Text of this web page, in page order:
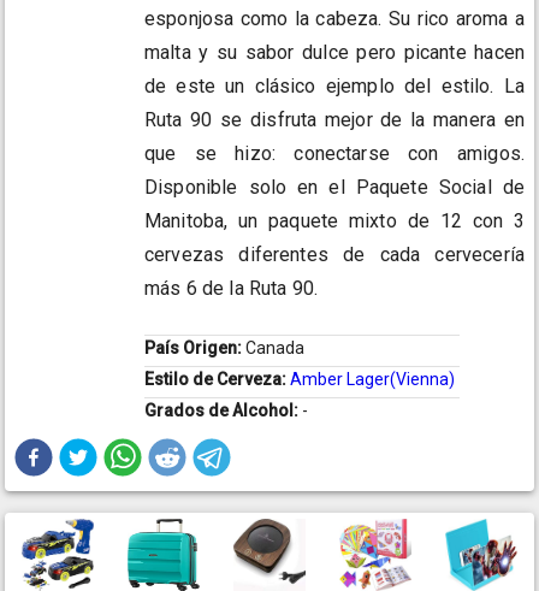
esponjosa como la cabeza. Su rico aroma a
malta y su sabor dulce pero picante hacen
de este un clásico ejemplo del estilo. La
Ruta 90 se disfruta mejor de la manera en
que se hizo: conectarse con amigos.
Disponible solo en el Paquete Social de
Manitoba, un paquete mixto de 12 con 3
cervezas diferentes de cada cervecería
más 6 de la Ruta 90.
País Origen:Canada
Estilo de Cerveza:Amber Lager(Vienna)
Grados de Alcohol: -